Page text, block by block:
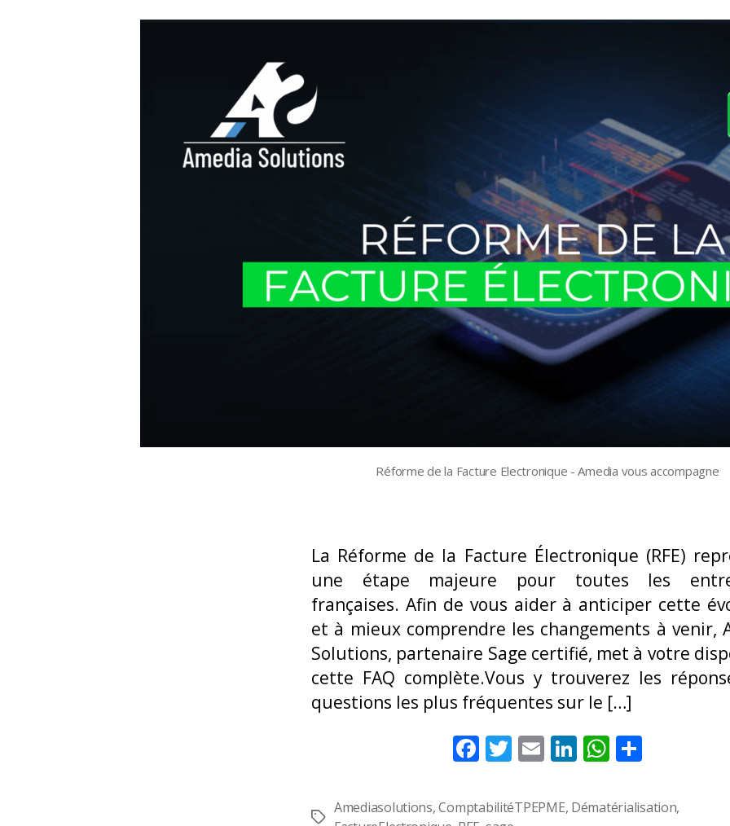
Réforme de la Facture Electronique - Amedia vous accompagne
La Réforme de la Facture Électronique (RFE)
une étape majeure pour toutes les
françaises. Afin de vous aider à anticiper cette
et à mieux comprendre les changements à venir,
Solutions, partenaire Sage certifié, met à votre
cette FAQ complète.Vous y trouverez les
questions les plus fréquentes sur le […]
F
e
T
itt
E
ai
Li
k
W
at ta
Étiquettes
Amediasolutions,ComptabilitéTPEPME, Dématérialisation,